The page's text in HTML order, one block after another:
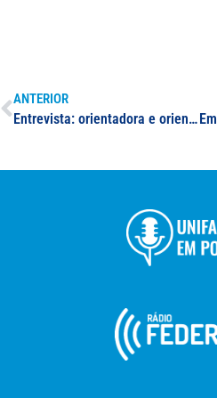
ANTERIOR
Entrevista: orientadora e orientando falam sobre os desafios enfrentados pelas pessoas com deficiência